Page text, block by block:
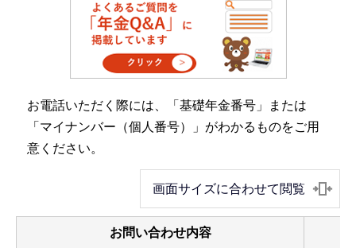
お電話いただく際には、「基礎年金番号」または
「マイナンバー（個人番号）」がわかるものをご用
意ください。
画面サイズに合わせて閲覧
お問い合わせ内容